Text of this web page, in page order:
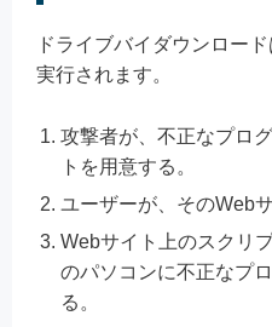
ドライブバイダウンロー
実行されます。
攻撃者が、不正なプロ
トを用意する。
ユーザーが、そのWeb
Webサイト上のスクリ
のパソコンに不正なプ
る。